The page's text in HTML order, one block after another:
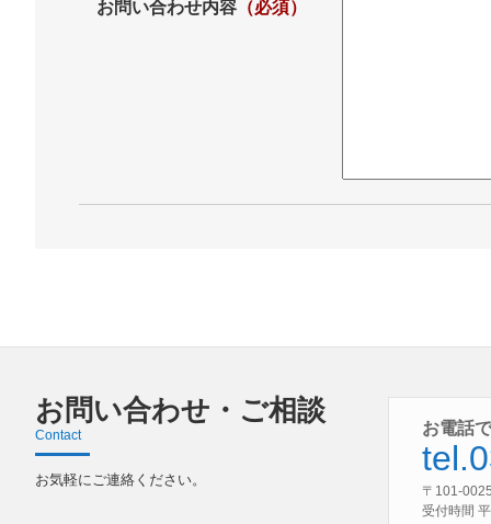
お問い合わせ内容 （必須）
お問い合わせ・ご相談
Contact
お気軽にご連絡ください。
お電話
〒101-
受付時間